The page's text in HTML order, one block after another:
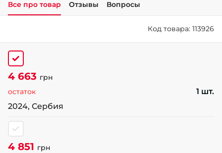
- Щепкина
Все про товар Отзывы Вопросы
Код товара: 113926
4 663 грн
остаток
1 шт.
2024, Сербия
4 851 грн